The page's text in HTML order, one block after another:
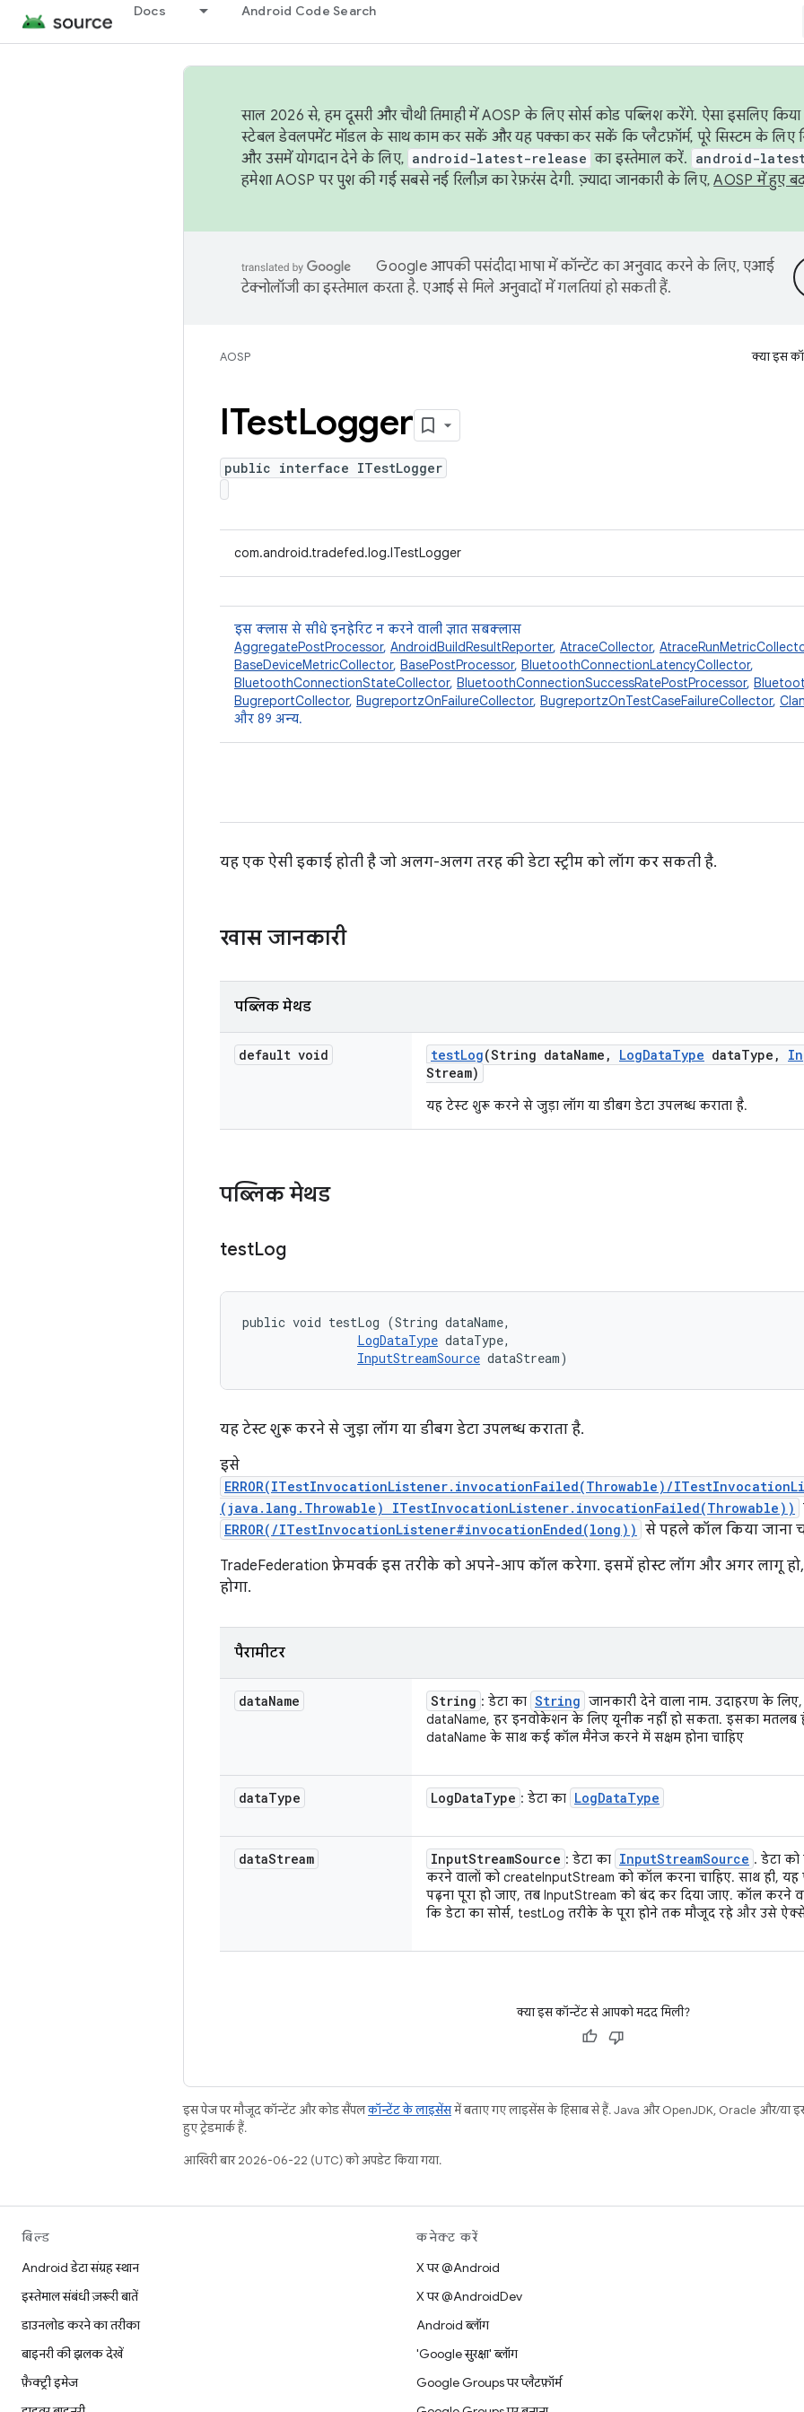
Docs Android Code Search
साल 2026 से, हम दूसरी और चौथी तिमाही में AOSP के लिए सोर्स कोड पब्लिश करेंगे. ऐसा इसलिए
स्टेबल डेवलपमेंट मॉडल के साथ काम कर सकें और यह पक्का कर सकें कि प्लैटफ़ॉर्म, पूरे सिस्टम के लिए
और उसमें योगदान देने के लिए, android-latest-release का इस्तेमाल करें. android-
हमेशा AOSP पर पुश की गई सबसे नई रिलीज़ का रेफ़रंस देगी. ज़्यादा जानकारी के लिए,AOSP में हुए
Google आपकी पसंदीदा भाषा में कॉन्टेंट का अनुवाद करने के लिए, एआई
टेक्नोलॉजी का इस्तेमाल करता है. एआई से मिले अनुवादों में गलतियां हो सकती हैं.
AOSP क्या इस
ITestLogger
public interface ITestLogger
com.android.tradefed.log.ITestLogger
इस क्लास से सीधे इनहेरिट न करने वाली ज्ञात सबक्लास
AggregatePostProcessor, AndroidBuildResultReporter, AtraceCollector,
BaseDeviceMetricCollector, BasePostProcessor, BluetoothConnectionLatencyCollector,
BluetoothConnectionStateCollector, BluetoothConnectionSuccessRatePostProcessor,
BugreportCollector, BugreportzOnFailureCollector, BugreportzOnTestCaseFailureCollector,
और 89 अन्य.
यह एक ऐसी इकाई होती है जो अलग-अलग तरह की डेटा स्ट्रीम को लॉग कर सकती है.
खास जानकारी
पब्लिक मेथड
default void testLog(String dataName , LogDataType dataType ,
Stream)
यह टेस्ट शुरू करने से जुड़ा लॉग या डीबग डेटा उपलब्ध कराता है.
पब्लिक मेथड
testLog
public void testLog (String dataName,
LogDataType dataType,
InputStreamSource dataStream)
यह टेस्ट शुरू करने से जुड़ा लॉग या डीबग डेटा उपलब्ध कराता है.
इसे
ERROR(ITestInvocationListener.invocationFailed(Throwable)/
(java.lang.Throwable) ITestInvocationListener.invocationFailed(Throwable))
ERROR(/ITestInvocationListener#invocationEnded(long)) से पहले कॉल किया जाना
TradeFederation फ़्रेमवर्क इस तरीके को अपने-आप कॉल करेगा. इसमें होस्ट लॉग और अगर लागू
होगा.
पैरामीटर
dataName String : डेटा का String जानकारी देने वाला नाम. उदाहरण के
dataName, हर इनवोकेशन के लिए यूनीक नहीं हो सकता. इसका मतलब
dataName के साथ कई कॉल मैनेज करने में सक्षम होना चाहिए
dataType LogDataType : डेटा का LogDataType
dataStream InputStreamSource : डेटा का InputStreamSource . डेटा
करने वालों को createInputStream को कॉल करना चाहिए. साथ ही,
पढ़ना पूरा हो जाए, तब InputStream को बंद कर दिया जाए. कॉल करने
कि डेटा का सोर्स, testLog तरीके के पूरा होने तक मौजूद रहे और उसे
क्या इस कॉन्टेंट से आपको मदद मिली?
इस पेज पर मौजूद कॉन्टेंट और कोड सैंपलकॉन्टेंट के लाइसेंसमें बताए गए लाइसेंस के हिसाब से हैं. Java और OpenJDK, Oracle और/या
हुए ट्रेडमार्क हैं.
आखिरी बार 2026-06-22 (UTC) को अपडेट किया गया.
बिल्ड
Android डेटा संग्रह स्थान
इस्तेमाल संबंधी ज़रूरी बातें
डाउनलोड करने का तरीका
बाइनरी की झलक देखें
फ़ैक्ट्री इमेज
कनेक्ट करें
X पर @Android
X पर @AndroidDev
Android ब्लॉग
'Google सुरक्षा' ब्लॉग
Google Groups पर प्लैटफ़ॉर्म